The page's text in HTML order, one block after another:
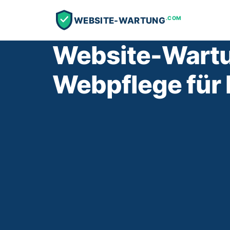
WEBSITE-WARTUNG.COM
Website-
Webpflege für